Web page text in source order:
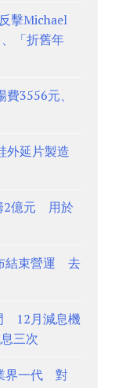
擊Michael
「折舊年
3556元、
外延片製造
2億元 用於
結束營運 去
12月減息機
三次
界一代 對